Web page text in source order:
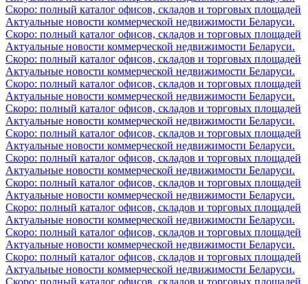
Скоро: полный каталог офисов, складов и торговых площадей
Актуальные новости коммерческой недвижимости Беларуси.
Скоро: полный каталог офисов, складов и торговых площадей
Актуальные новости коммерческой недвижимости Беларуси.
Скоро: полный каталог офисов, складов и торговых площадей
Актуальные новости коммерческой недвижимости Беларуси.
Скоро: полный каталог офисов, складов и торговых площадей
Актуальные новости коммерческой недвижимости Беларуси.
Скоро: полный каталог офисов, складов и торговых площадей
Актуальные новости коммерческой недвижимости Беларуси.
Скоро: полный каталог офисов, складов и торговых площадей
Актуальные новости коммерческой недвижимости Беларуси.
Скоро: полный каталог офисов, складов и торговых площадей
Актуальные новости коммерческой недвижимости Беларуси.
Скоро: полный каталог офисов, складов и торговых площадей
Актуальные новости коммерческой недвижимости Беларуси.
Скоро: полный каталог офисов, складов и торговых площадей
Актуальные новости коммерческой недвижимости Беларуси.
Скоро: полный каталог офисов, складов и торговых площадей
Актуальные новости коммерческой недвижимости Беларуси.
Скоро: полный каталог офисов, складов и торговых площадей
Актуальные новости коммерческой недвижимости Беларуси.
Скоро: полный каталог офисов, складов и торговых площадей